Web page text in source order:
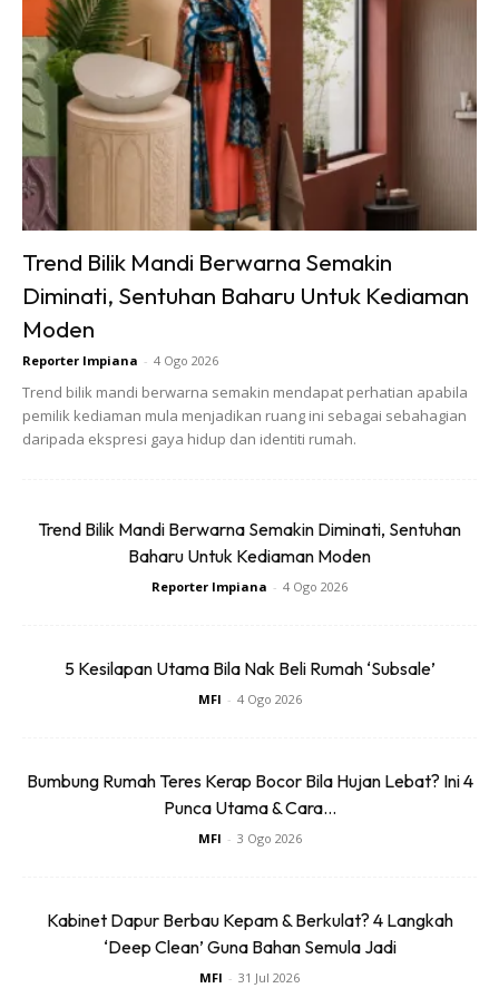
Trend Bilik Mandi Berwarna Semakin
Diminati, Sentuhan Baharu Untuk Kediaman
Moden
Reporter Impiana - 4 Ogo 2026
Trend bilik mandi berwarna semakin mendapat perhatian apabila
pemilik kediaman mula menjadikan ruang ini sebagai sebahagian
daripada ekspresi gaya hidup dan identiti rumah.
Trend Bilik Mandi Berwarna Semakin Diminati, Sentuhan
Baharu Untuk Kediaman Moden
Reporter Impiana - 4 Ogo 2026
5 Kesilapan Utama Bila Nak Beli Rumah ‘Subsale’
MFI - 4 Ogo 2026
Bumbung Rumah Teres Kerap Bocor Bila Hujan Lebat? Ini 4
Punca Utama & Cara...
MFI - 3 Ogo 2026
Kabinet Dapur Berbau Kepam & Berkulat? 4 Langkah
‘Deep Clean’ Guna Bahan Semula Jadi
MFI - 31 Jul 2026